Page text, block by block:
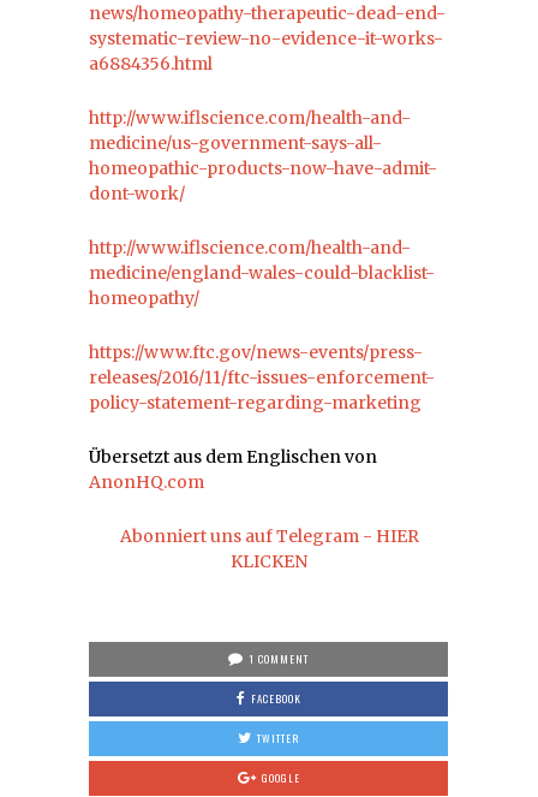
news/homeopathy-therapeutic-dead-end-
systematic-review-no-evidence-it-works-
a6884356.html
http://www.iflscience.com/health-and-
medicine/us-government-says-all-
homeopathic-products-now-have-admit-
dont-work/
http://www.iflscience.com/health-and-
medicine/england-wales-could-blacklist-
homeopathy/
https://www.ftc.gov/news-events/press-
releases/2016/11/ftc-issues-enforcement-
policy-statement-regarding-marketing
Übersetzt aus dem Englischen von
AnonHQ.com
Abonniert uns auf Telegram - HIER
KLICKEN
1 COMMENT
FACEBOOK
TWITTER
GOOGLE